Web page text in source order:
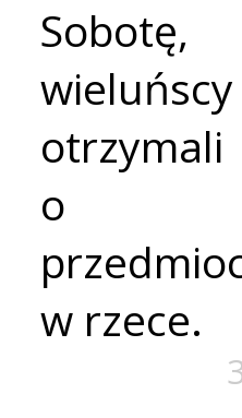
o
w rzece.